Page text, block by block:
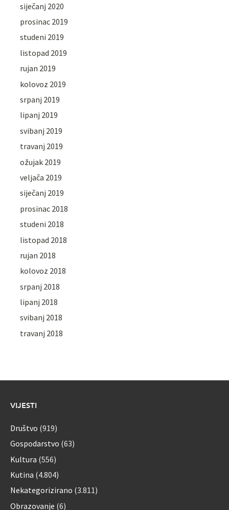
siječanj 2020
prosinac 2019
studeni 2019
listopad 2019
rujan 2019
kolovoz 2019
srpanj 2019
lipanj 2019
svibanj 2019
travanj 2019
ožujak 2019
veljača 2019
siječanj 2019
prosinac 2018
studeni 2018
listopad 2018
rujan 2018
kolovoz 2018
srpanj 2018
lipanj 2018
svibanj 2018
travanj 2018
VIJESTI
Društvo (919)
Gospodarstvo (63)
Kultura (556)
Kutina (4.804)
Nekategorizirano (3.811)
Obrazovanje (6)